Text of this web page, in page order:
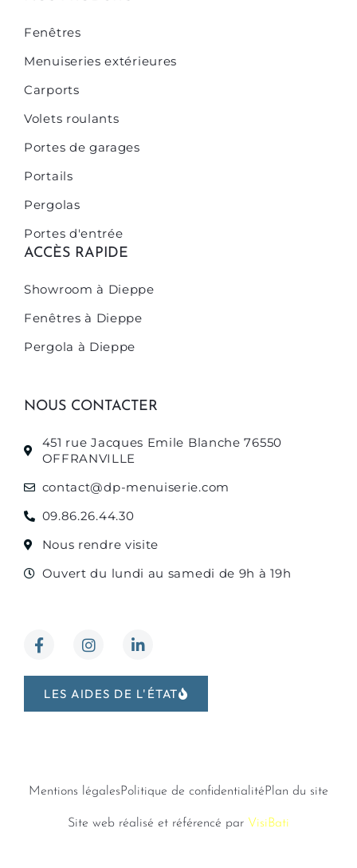
Fenêtres
Menuiseries extérieures
Carports
Volets roulants
Portes de garages
Portails
Pergolas
Portes d'entrée
ACCÈS RAPIDE
Showroom à Dieppe
Fenêtres à Dieppe
Pergola à Dieppe
NOUS CONTACTER
451 rue Jacques Emile Blanche 76550
OFFRANVILLE
contact@dp-menuiserie.com
09.86.26.44.30
Nous rendre visite
Ouvert du lundi au samedi de 9h à 19h
c
e
o
o
k
s
t
g
r
a
k
d
i
n
LES AIDES DE L'ÉTAT
Mentions légalesPolitique de confidentialitéPlan du site
Site web réalisé et référencé par VisiBati